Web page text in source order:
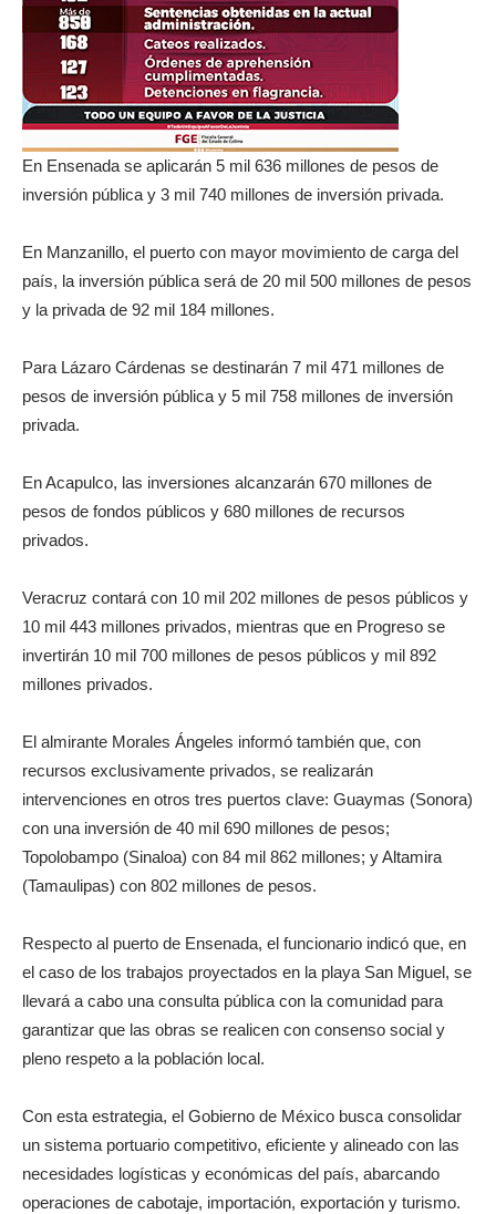
En Ensenada se aplicarán 5 mil 636 millones de pesos de
inversión pública y 3 mil 740 millones de inversión privada.
En Manzanillo, el puerto con mayor movimiento de carga del
país, la inversión pública será de 20 mil 500 millones de pesos
y la privada de 92 mil 184 millones.
Para Lázaro Cárdenas se destinarán 7 mil 471 millones de
pesos de inversión pública y 5 mil 758 millones de inversión
privada.
En Acapulco, las inversiones alcanzarán 670 millones de
pesos de fondos públicos y 680 millones de recursos
privados.
Veracruz contará con 10 mil 202 millones de pesos públicos y
10 mil 443 millones privados, mientras que en Progreso se
invertirán 10 mil 700 millones de pesos públicos y mil 892
millones privados.
El almirante Morales Ángeles informó también que, con
recursos exclusivamente privados, se realizarán
intervenciones en otros tres puertos clave: Guaymas (Sonora)
con una inversión de 40 mil 690 millones de pesos;
Topolobampo (Sinaloa) con 84 mil 862 millones; y Altamira
(Tamaulipas) con 802 millones de pesos.
Respecto al puerto de Ensenada, el funcionario indicó que, en
el caso de los trabajos proyectados en la playa San Miguel, se
llevará a cabo una consulta pública con la comunidad para
garantizar que las obras se realicen con consenso social y
pleno respeto a la población local.
Con esta estrategia, el Gobierno de México busca consolidar
un sistema portuario competitivo, eficiente y alineado con las
necesidades logísticas y económicas del país, abarcando
operaciones de cabotaje, importación, exportación y turismo.